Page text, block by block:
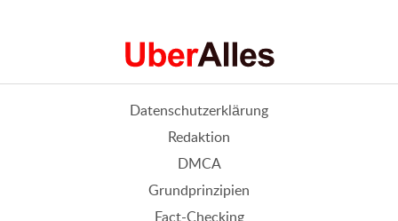
Datenschutzerklärung
Redaktion
DMCA
Grundprinzipien
Fact-Checking